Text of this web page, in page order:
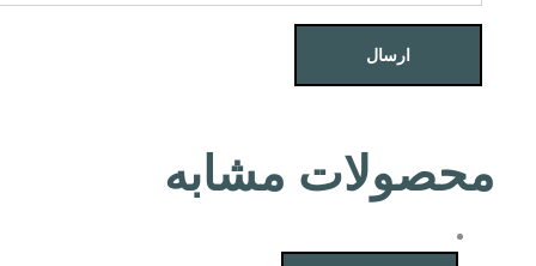
محصولات مشابه